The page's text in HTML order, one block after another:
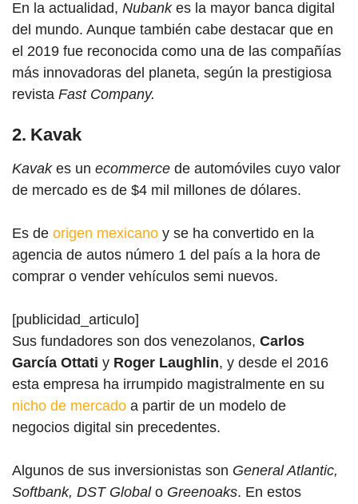
En la actualidad, Nubankes la mayor banca digital
del mundo. Aunque también cabe destacar que en
el 2019 fue reconocida como una de las compañías
más innovadoras del planeta, según la prestigiosa
revista Fast Company.
2. Kavak
Kavakes un ecommerce de automóviles cuyo valor
de mercado es de $4 mil millones de dólares.
Es de origen mexicano y se ha convertido en la
agencia de autos número 1 del país a la hora de
comprar o vender vehículos semi nuevos.
[publicidad_articulo]
Sus fundadores son dos venezolanos, Carlos
García Ottati y Roger Laughlin, y desde el 2016
esta empresa ha irrumpido magistralmente en su
nicho de mercado a partir de un modelo de
negocios digital sin precedentes.
Algunos de sus inversionistas son General Atlantic,
Softbank, DST Global o Greenoaks. En estos